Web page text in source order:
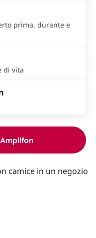
prima, durante e
di vita